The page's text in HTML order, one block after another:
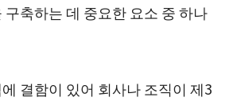
구축하는 데 중요한 요소 중 하나
결함이 있어 회사나 조직이 제3